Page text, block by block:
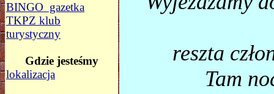
BINGO gazetka
TKPZ klub
turystyczny
Gdzie jesteśmy
lokalizacja
reszta
Tam